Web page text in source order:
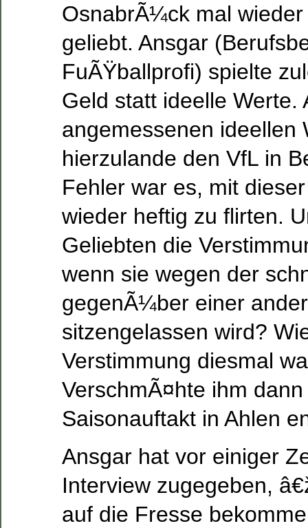
OsnabrÃ¼ck mal
geliebt. Ansgar
FuÃŸballprofi) spielte
Geld statt ideelle Werte.
angemessenen ideellen
hierzulande den VfL in
Fehler war es, mit
wieder heftig zu flirten.
Geliebten die
wenn sie wegen der
gegenÃ¼ber einer
sitzengelassen wird?
Verstimmung diesmal
VerschmÃ¤hte ihm
Saisonauftakt in Ahlen
Ansgar hat vor einiger
Interview zugegeben,
auf die Fresse